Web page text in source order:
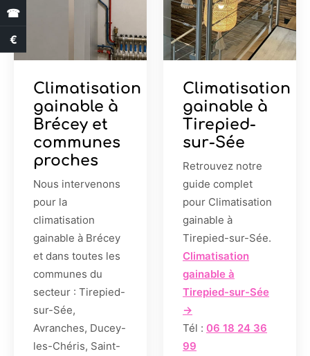
Climatisation
gainable à
Brécey et
communes
proches
Nous intervenons
pour la
climatisation
gainable à Brécey
et dans toutes les
communes du
secteur : Tirepied-
sur-Sée,
Avranches, Ducey-
les-Chéris, Saint-
Climatisation
gainable à
Tirepied-
sur-Sée
Retrouvez notre
guide complet
pour Climatisation
gainable à
Tirepied-sur-Sée.
Climatisation
gainable à
Tirepied-sur-Sée
→
Tél : 06 18 24 36
99
☎
€